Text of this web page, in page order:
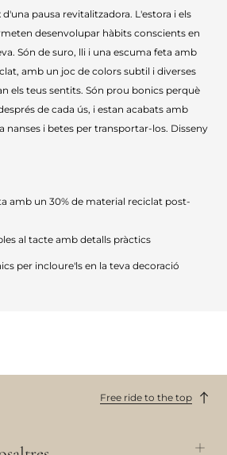
pausa revitalitzadora. L'estora i els
desenvolupar hàbits conscients en
Són de suro, lli i una escuma feta amb
amb un joc de colors subtil i diverses
els teus sentits. Són prou bonics perquè
de cada ús, i estan acabats amb
nanses i betes per transportar-los. Disseny
amb un 30% de material reciclat post-
al tacte amb detalls pràctics
per incloure'ls en la teva decoració
Free ride to the top